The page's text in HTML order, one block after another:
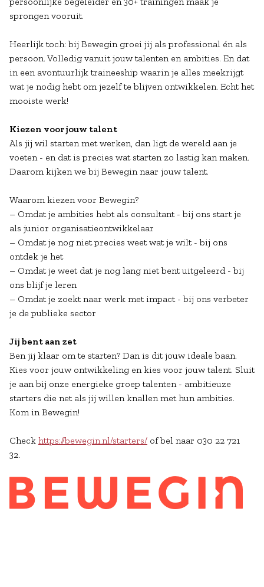
sprongen vooruit.
Heerlijk toch: bij Bewegin groei jij als professional én als
persoon. Volledig vanuit jouw talenten en ambities. En dat
in een avontuurlijk traineeship waarin je alles meekrijgt
wat je nodig hebt om jezelf te blijven ontwikkelen. Echt het
mooiste werk!
Kiezen voor jouw talent
Als jij wil starten met werken, dan ligt de wereld aan je
voeten - en dat is precies wat starten zo lastig kan maken.
Daarom kijken we bij Bewegin naar jouw talent.
Waarom kiezen voor Bewegin?
– Omdat je ambities hebt als consultant - bij ons start je
als junior organisatieontwikkelaar
– Omdat je nog niet precies weet wat je wilt - bij ons
ontdek je het
– Omdat je weet dat je nog lang niet bent uitgeleerd - bij
ons blijf je leren
– Omdat je zoekt naar werk met impact - bij ons verbeter
je de publieke sector
Jij bent aan zet
Ben jij klaar om te starten? Dan is dit jouw ideale baan.
Kies voor jouw ontwikkeling en kies voor jouw talent. Sluit
je aan bij onze energieke groep talenten - ambitieuze
starters die net als jij willen knallen met hun ambities.
Kom in Bewegin!
Check https://bewegin.nl/starters/ of bel naar 030 22 721
32.